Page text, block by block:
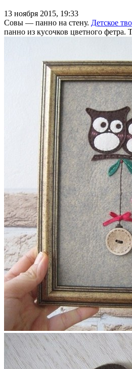
13 ноября 2015, 19:33
Совы — панно на стену. Детское
панно из кусочков цветного фетра.